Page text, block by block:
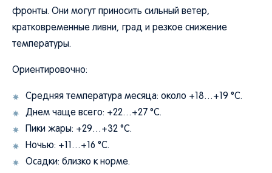
фронты. Они могут приносить сильный ветер,
кратковременные ливни, град и резкое снижение
температуры.
Ориентировочно:
Средняя температура месяца: около +18…+19 °C.
Днем чаще всего: +22…+27 °C.
Пики жары: +29…+32 °C.
Ночью: +11…+16 °C.
Осадки: близко к норме.